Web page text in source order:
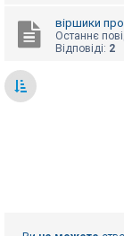
в
д
й
віршики про
Останнє
Відповіді: 2